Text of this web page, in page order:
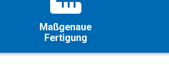
Maßgenaue
Fertigung